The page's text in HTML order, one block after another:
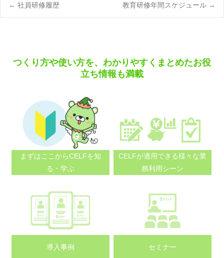
Post
← 社員研修履歴 教育研修年間スケジュール →
つくり方や使い方を、わかりやすくまとめたお役
立ち情報も満載
まずはここからCELFを知
る・学ぶ
CELFが適用できる様々な業
務利用シーン
導入事例 セミナー